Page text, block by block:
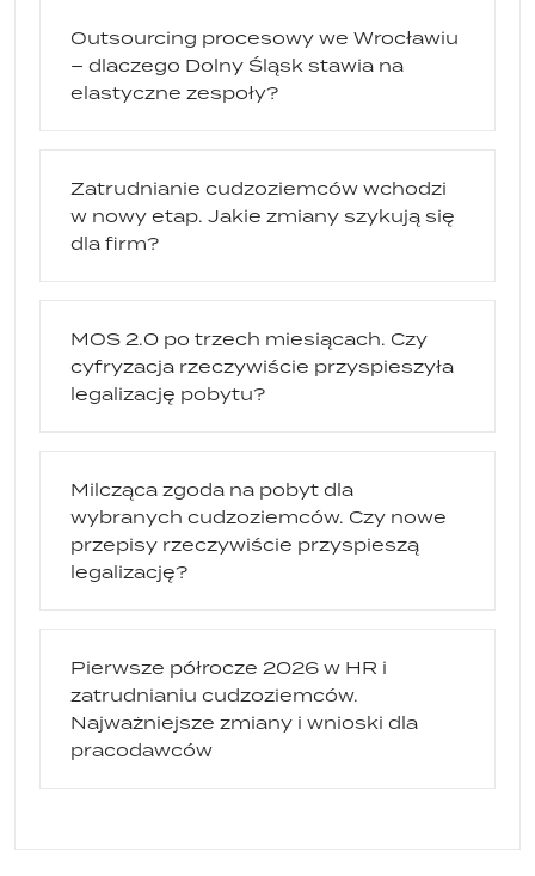
Outsourcing procesowy we Wrocławiu
– dlaczego Dolny Śląsk stawia na
elastyczne zespoły?
Zatrudnianie cudzoziemców wchodzi
w nowy etap. Jakie zmiany szykują się
dla firm?
MOS 2.0 po trzech miesiącach. Czy
cyfryzacja rzeczywiście przyspieszyła
legalizację pobytu?
Milcząca zgoda na pobyt dla
wybranych cudzoziemców. Czy nowe
przepisy rzeczywiście przyspieszą
legalizację?
Pierwsze półrocze 2026 w HR i
zatrudnianiu cudzoziemców.
Najważniejsze zmiany i wnioski dla
pracodawców